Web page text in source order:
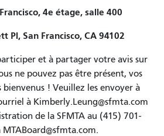
4e étage, salle 400
Pl, San Francisco, CA 94102
et à partager votre avis sur
ne pouvez pas être présent, vos
! Veuillez les envoyer à
à Kimberly.Leung@sfmta.com
de la SFMTA au (415) 701-